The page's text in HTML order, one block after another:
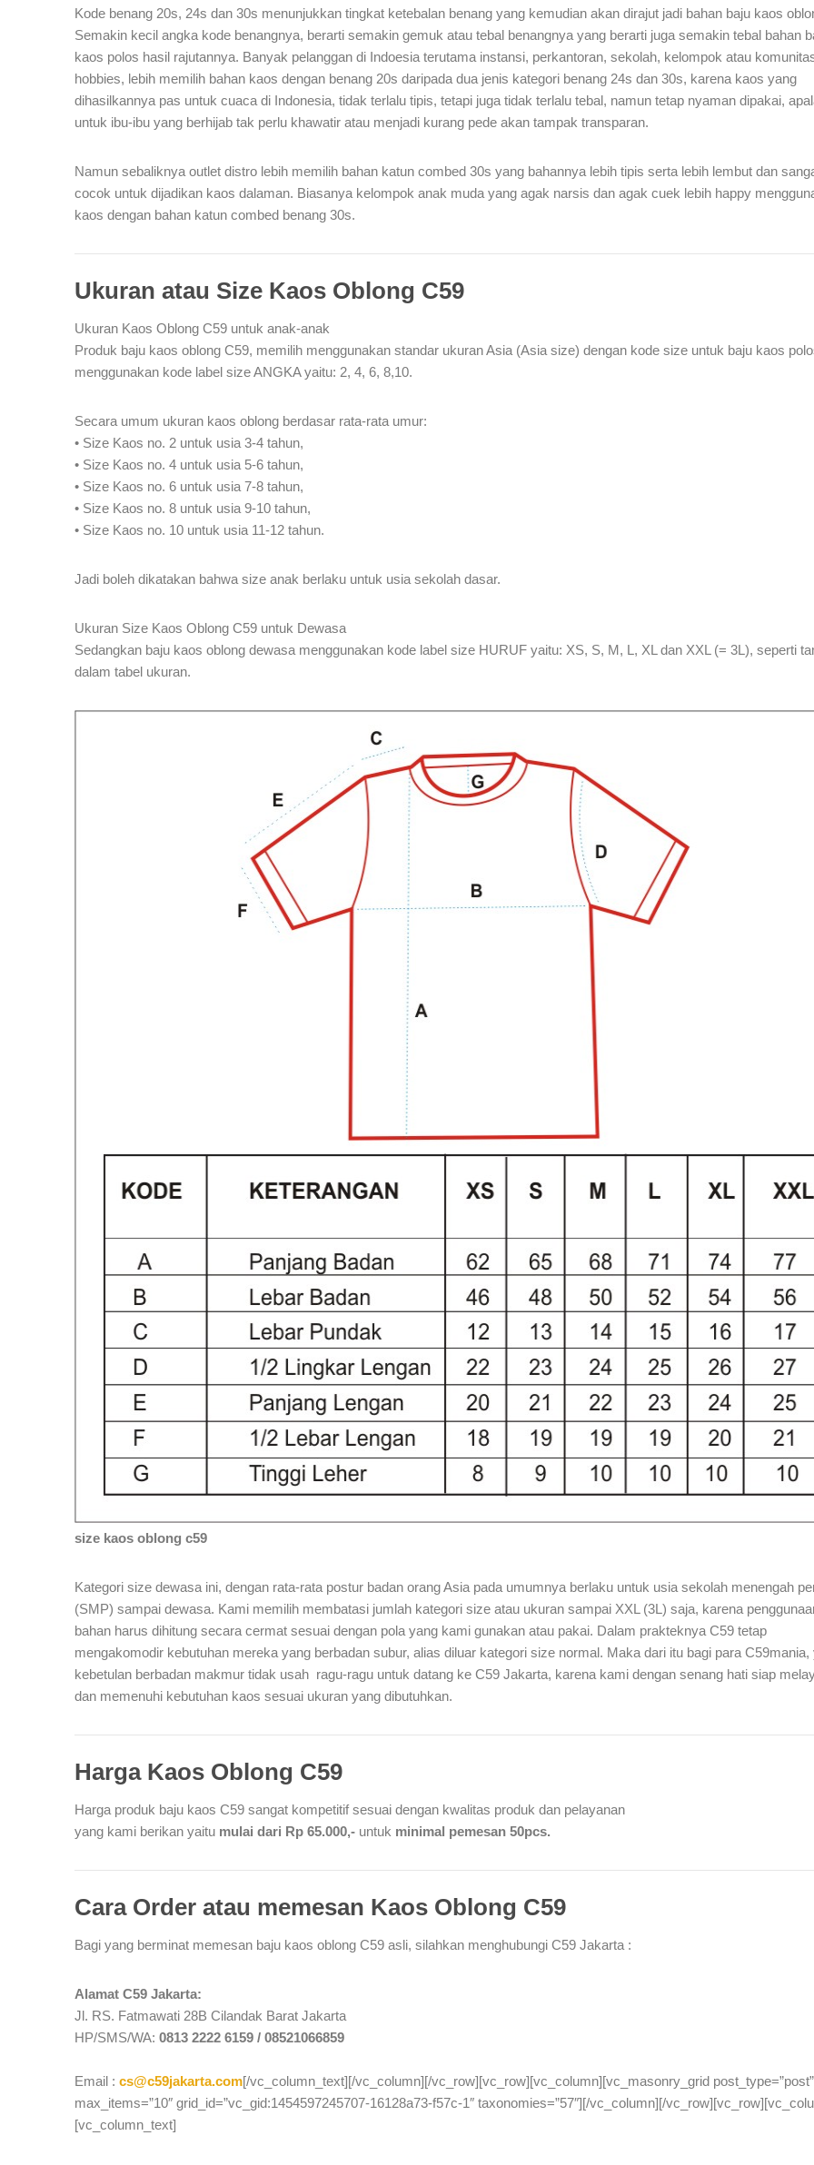
Kode benang 20s, 24s dan 30s menunjukkan tingkat ketebalan benang yang kemudian akan dirajut jadi bahan baju kaos
Semakin kecil angka kode benangnya, berarti semakin gemuk atau tebal benangnya yang berarti juga semakin tebal bahan
kaos polos hasil rajutannya. Banyak pelanggan di Indoesia terutama instansi, perkantoran, sekolah, kelompok atau
hobbies, lebih memilih bahan kaos dengan benang 20s daripada dua jenis kategori benang 24s dan 30s, karena kaos yang
dihasilkannya pas untuk cuaca di Indonesia, tidak terlalu tipis, tetapi juga tidak terlalu tebal, namun tetap nyaman dipakai,
untuk ibu-ibu yang berhijab tak perlu khawatir atau menjadi kurang pede akan tampak transparan.
Namun sebaliknya outlet distro lebih memilih bahan katun combed 30s yang bahannya lebih tipis serta lebih lembut dan
cocok untuk dijadikan kaos dalaman. Biasanya kelompok anak muda yang agak narsis dan agak cuek lebih happy
kaos dengan bahan katun combed benang 30s.
Ukuran atau Size Kaos Oblong C59
Ukuran Kaos Oblong C59 untuk anak-anak
Produk baju kaos oblong C59, memilih menggunakan standar ukuran Asia (Asia size) dengan kode size untuk baju kaos
menggunakan kode label size ANGKA yaitu: 2, 4, 6, 8,10.
Secara umum ukuran kaos oblong berdasar rata-rata umur:
• Size Kaos no. 2 untuk usia 3-4 tahun,
• Size Kaos no. 4 untuk usia 5-6 tahun,
• Size Kaos no. 6 untuk usia 7-8 tahun,
• Size Kaos no. 8 untuk usia 9-10 tahun,
• Size Kaos no. 10 untuk usia 11-12 tahun.
Jadi boleh dikatakan bahwa size anak berlaku untuk usia sekolah dasar.
Ukuran Size Kaos Oblong C59 untuk Dewasa
Sedangkan baju kaos oblong dewasa menggunakan kode label size HURUF yaitu: XS, S, M, L, XL dan XXL (= 3L), seperti
dalam tabel ukuran.
size kaos oblong c59
Kategori size dewasa ini, dengan rata-rata postur badan orang Asia pada umumnya berlaku untuk usia sekolah menengah
(SMP) sampai dewasa. Kami memilih membatasi jumlah kategori size atau ukuran sampai XXL (3L) saja, karena
bahan harus dihitung secara cermat sesuai dengan pola yang kami gunakan atau pakai. Dalam prakteknya C59 tetap
mengakomodir kebutuhan mereka yang berbadan subur, alias diluar kategori size normal. Maka dari itu bagi para C59mania,
kebetulan berbadan makmur tidak usah ragu-ragu untuk datang ke C59 Jakarta, karena kami dengan senang hati siap
dan memenuhi kebutuhan kaos sesuai ukuran yang dibutuhkan.
Harga Kaos Oblong C59
Harga produk baju kaos C59 sangat kompetitif sesuai dengan kwalitas produk dan pelayanan
yang kami berikan yaitu mulai dari Rp 65.000,- untuk minimal pemesan 50pcs.
Cara Order atau memesan Kaos Oblong C59
Bagi yang berminat memesan baju kaos oblong C59 asli, silahkan menghubungi C59 Jakarta :
Alamat C59 Jakarta:
Jl. RS. Fatmawati 28B Cilandak Barat Jakarta
HP/SMS/WA: 0813 2222 6159 / 08521066859
Email : cs@c59jakarta.com[/vc_column_text][/vc_column][/vc_row][vc_row][vc_column][vc_masonry_grid post_type=”post”
max_items=”10″ grid_id=”vc_gid:1454597245707-16128a73-f57c-1″ taxonomies=”57″][/vc_column][/
[vc_column_text]